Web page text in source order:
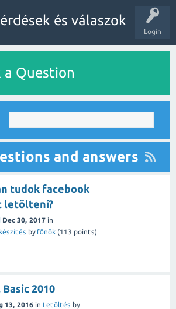
Login
és válaszok
a Question
and answers
tudok facebook
letölteni?
Dec 30, 2017 in
by főnök (113 points)
2010
13, 2016 in Letöltés by